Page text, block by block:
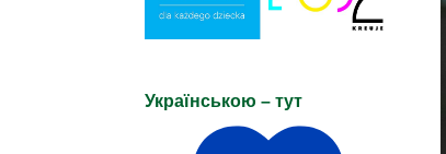
Українською – тут